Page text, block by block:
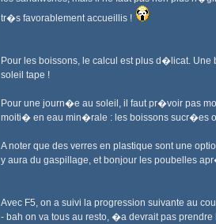
tr�s favorablement accueillis !
Pour les boissons, le calcul est plus d�licat.
soleil tape !
Pour une journ�e au soleil, il faut pr�voir pas
moiti� en eau min�rale : les boissons sucr�es
A noter que des verres en plastique sont une
y aura du gaspillage, et bonjour les poubelles
Avec F5, on a suivi la progression suivante au
- bah on va tous au resto, �a devrait pas prendre